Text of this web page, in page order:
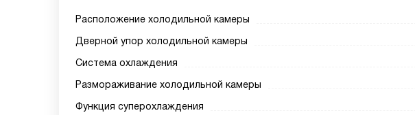
Расположение холодильной камеры
Дверной упор холодильной камеры
Система охлаждения
Размораживание холодильной камеры
Функция суперохлаждения